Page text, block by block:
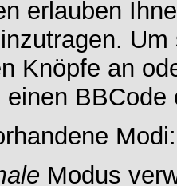
erlauben
Knöpfe an
BBCode
Modus